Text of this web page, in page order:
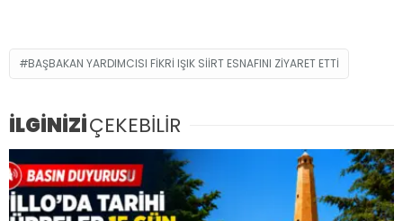
BAŞBAKAN YARDIMCISI FIKRI IŞIK SIIRT ESNAFINI ZIYARET ETTI
İLGİNİZİÇEKEBİLİR